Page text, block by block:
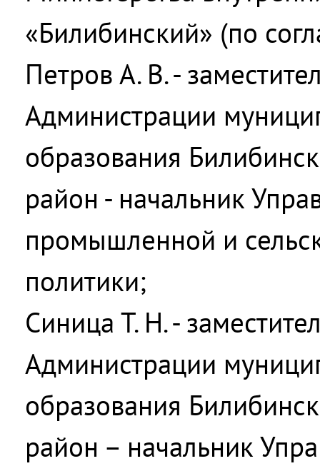
«Билибинский» (по
Петров А. В. -
Администрации
образования
район - начальник
промышленной и
политики;
Синица Т. Н. -
Администрации
образования
район – начальник